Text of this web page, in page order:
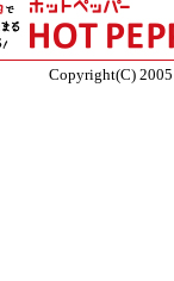
Copyright(C)